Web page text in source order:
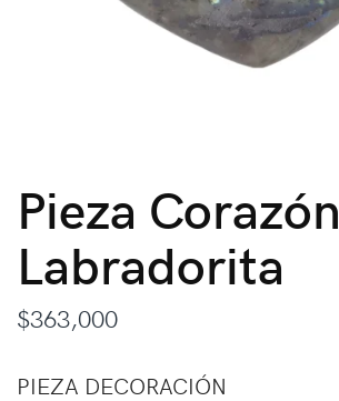
Pieza Corazón
Labradorita
$363,000
PIEZA DECORACIÓN